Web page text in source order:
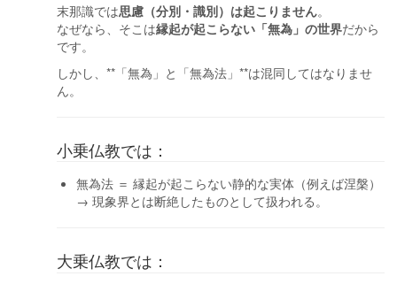
末那識では思慮（分別・識別）は起こりません。
なぜなら、そこは縁起が起こらない「無為」の世界だから
です。
しかし、**「無為」と「無為法」**は混同してはなりませ
ん。
小乗仏教では：
無為法 ＝ 縁起が起こらない静的な実体（例えば涅槃）
→ 現象界とは断絶したものとして扱われる。
大乗仏教では：